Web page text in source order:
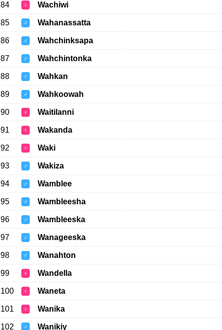
84 ♀ Wachiwi
85 ♂ Wahanassatta
86 ♂ Wahchinksapa
87 ♂ Wahchintonka
88 ♂ Wahkan
89 ♂ Wahkoowah
90 ♀ Waitilanni
91 ♀ Wakanda
92 ♀ Waki
93 ♂ Wakiza
94 ♂ Wamblee
95 ♂ Wambleesha
96 ♂ Wambleeska
97 ♂ Wanageeska
98 ♂ Wanahton
99 ♀ Wandella
100 ♀ Waneta
101 ♀ Wanika
102 ♂ Wanikiy